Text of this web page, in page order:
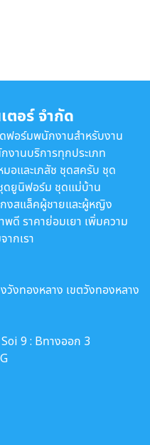
ตอร์ จำกัด
อร์มพนักงานสำหรับงาน
านบริการทุกประเภท
อและเภสัช ชุดสครับ ชุด
ดยูนิฟอร์ม ชุดแม่บ้าน
กงสแล็คผู้ชายและผู้หญิง
ดี ราคาย่อมเยา เพิ่มความ
กเรา
วังทองหลาง เขตวังทองหลาง
9 : Bทางออก 3